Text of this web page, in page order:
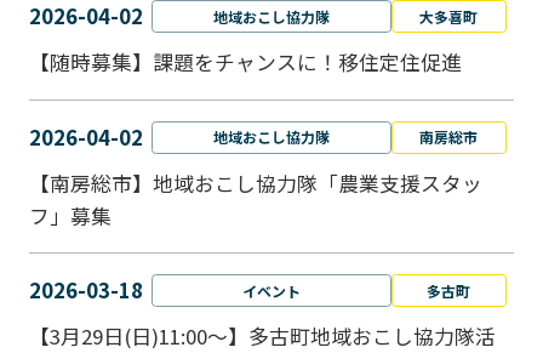
2026-04-02 地域おこし協力隊 大多喜町
【随時募集】課題をチャンスに！移住定住促進
2026-04-02 地域おこし協力隊 南房総市
【南房総市】地域おこし協力隊「農業支援スタッ
フ」募集
2026-03-18 イベント 多古町
【3月29日(日)11:00～】多古町地域おこし協力隊活